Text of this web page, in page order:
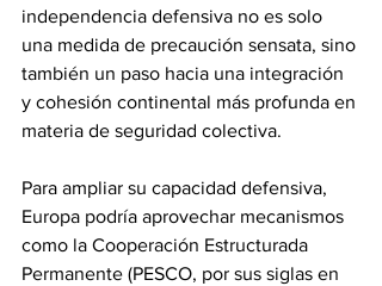
independencia defensiva no es solo
una medida de precaución sensata, sino
también un paso hacia una integración
y cohesión continental más profunda en
materia de seguridad colectiva.
Para ampliar su capacidad defensiva,
Europa podría aprovechar mecanismos
como la Cooperación Estructurada
Permanente (PESCO, por sus siglas en